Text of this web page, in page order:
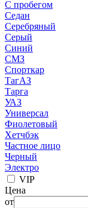
С пробегом
Седан
Серебряный
Серый
Синий
СМЗ
Спорткар
ТагАЗ
Тарга
УАЗ
Универсал
Фиолетовый
Хетчбэк
Частное лицо
Черный
Электро
VIP
Цена
от